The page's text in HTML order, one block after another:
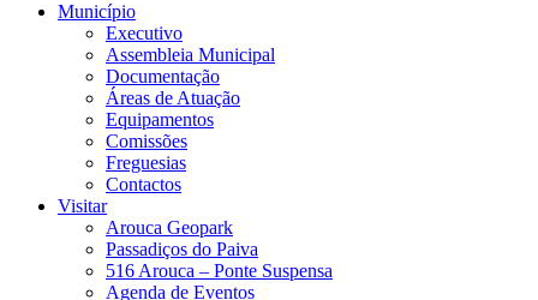
Município
Executivo
Assembleia Municipal
Documentação
Áreas de Atuação
Equipamentos
Comissões
Freguesias
Contactos
Visitar
Arouca Geopark
Passadiços do Paiva
516 Arouca – Ponte Suspensa
Agenda de Eventos